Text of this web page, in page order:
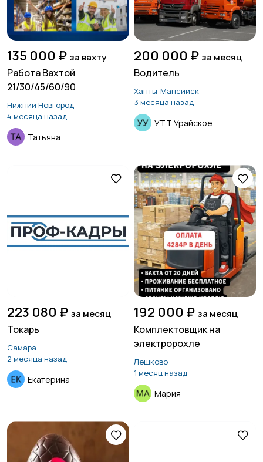
135 000 ₽ за вахту
Работа Вахтой
21/30/45/60/90
Нижний Новгород
4 месяца назад
Татьяна
200 000 ₽ за месяц
Водитель
Ханты-Мансийск
3 месяца назад
УТТ Урайское
223 080 ₽ за месяц
Токарь
Самара
2 месяца назад
Екатерина
192 000 ₽ за месяц
Комплектовщик на
электророхле
Лешково
1 месяц назад
Мария